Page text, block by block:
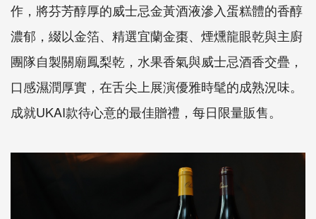
作，將芬芳醇厚的威士忌金黃酒液滲入蛋糕體的香醇
濃郁，綴以金箔、精選宜蘭金棗、煙燻龍眼乾與主廚
團隊自製關廟鳳梨乾，水果香氣與威士忌酒香交疊，
口感濕潤厚實，在舌尖上展演優雅時髦的成熟況味。
成就UKAI款待心意的最佳贈禮，每日限量販售。